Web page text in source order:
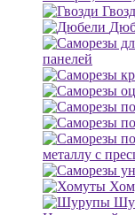
панелей
металлу с